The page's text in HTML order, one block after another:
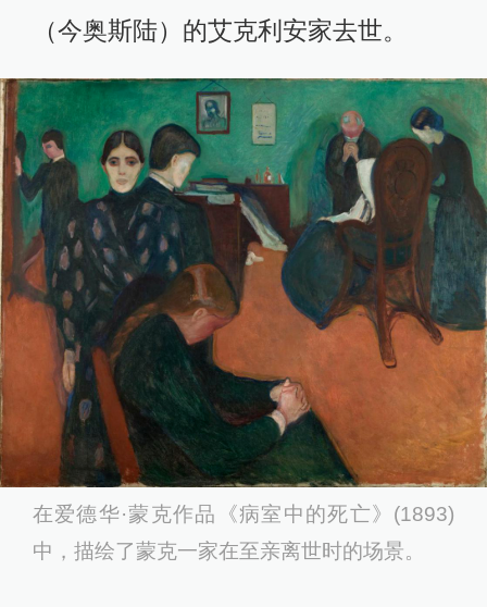
（今奥斯陆）的艾克利安家去世。
在爱德华·蒙克作品《病室中的死亡》(1893)
中，描绘了蒙克一家在至亲离世时的场景。